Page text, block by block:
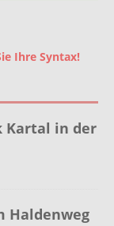
Ihre Syntax!
Kartal in der
Haldenweg